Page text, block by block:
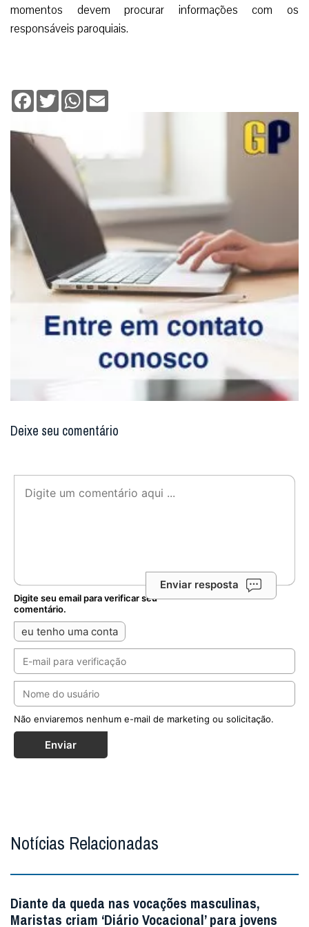
momentos devem procurar informações com os
responsáveis paroquiais.
Facebook
TwitterWhatsApp
Deixe seu comentário
Enviar resposta
Digite seu email para verificar seu
comentário.
eu tenho uma conta
Não enviaremos nenhum e-mail de marketing ou solicitação.
Enviar
Notícias Relacionadas
Diante da queda nas vocações masculinas,
Maristas criam ‘Diário Vocacional’ para jovens